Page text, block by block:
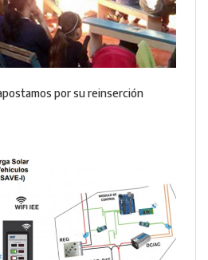
por su reinserción